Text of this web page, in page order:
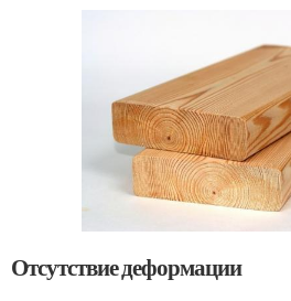
Отсутствие деформации